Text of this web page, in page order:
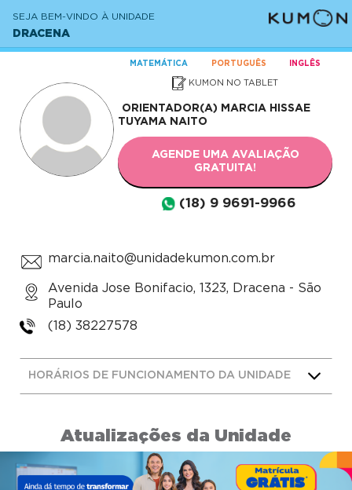
SEJA BEM-VINDO À UNIDADE
DRACENA
MATEMÁTICA PORTUGUÊS INGLÊS
KUMON NO TABLET
ORIENTADOR(A) MARCIA HISSAE
TUYAMA NAITO
AGENDE UMA AVALIAÇÃO
GRATUITA!
(18) 9 9691-9966
marcia.naito@unidadekumon.com.br
Avenida Jose Bonifacio, 1323, Dracena - São
Paulo
(18) 38227578
HORÁRIOS DE FUNCIONAMENTO DA UNIDADE
Atualizações da Unidade